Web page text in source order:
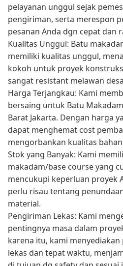
pelayanan unggul sejak
pengiriman, serta merespon
pesanan Anda dgn cepat dan
Kualitas Unggul: Batu
memiliki kualitas unggul,
kokoh untuk proyek
sangat resistant melawan
Harga Terjangkau: Kami
bersaing untuk Batu
Barat Jakarta. Dengan harga
dapat menghemat cost
mengorbankan kualitas
Stok yang Banyak: Kami
makadam/base course yang
mencukupi keperluan proyek
perlu risau tentang
material.
Pengiriman Lekas: Kami
pentingnya masa dalam
karena itu, kami
lekas dan tepat waktu,